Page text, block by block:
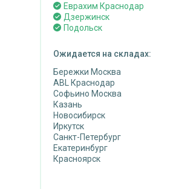
Еврахим Краснодар
Дзержинск
Подольск
Ожидается на складах:
Бережки Москва
ABL Краснодар
Софьино Москва
Казань
Новосибирск
Иркутск
Санкт-Петербург
Екатеринбург
Красноярск